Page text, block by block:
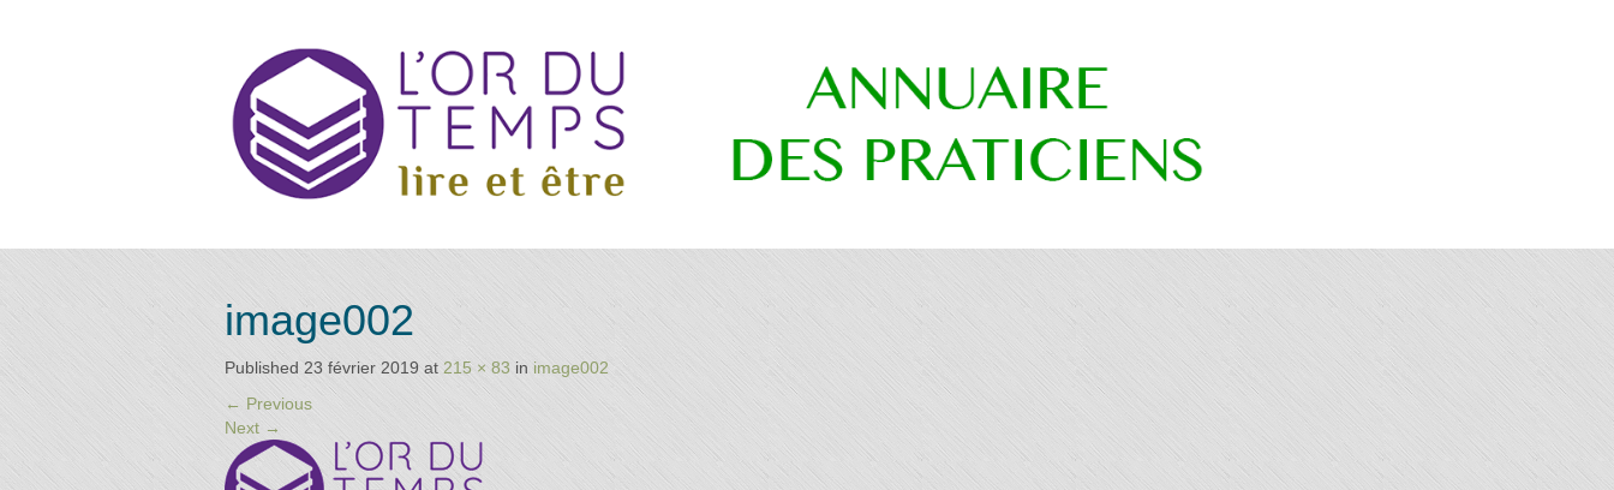
Annuaire
des
les
praticiens
"bien-
conseillé
par la
librairie
l'or du
image002
Published 23 février 2019 at 215 × 83 in image002
← Previous
Next →